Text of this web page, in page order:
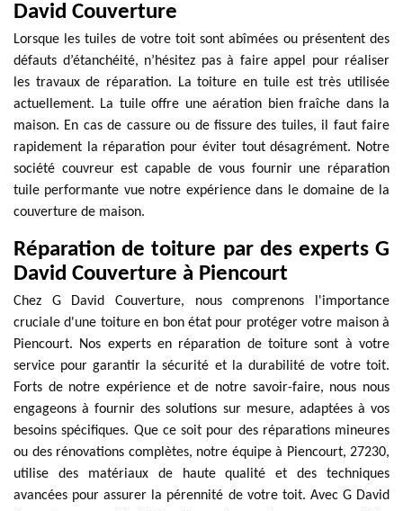
David Couverture
Lorsque les tuiles de votre toit sont abîmées ou présentent des
défauts d’étanchéité, n’hésitez pas à faire appel pour réaliser
les travaux de réparation. La toiture en tuile est très utilisée
actuellement. La tuile offre une aération bien fraîche dans la
maison. En cas de cassure ou de fissure des tuiles, il faut faire
rapidement la réparation pour éviter tout désagrément. Notre
société couvreur est capable de vous fournir une réparation
tuile performante vue notre expérience dans le domaine de la
couverture de maison.
Réparation de toiture par des experts G
David Couverture à Piencourt
Chez G David Couverture, nous comprenons l'importance
cruciale d'une toiture en bon état pour protéger votre maison à
Piencourt. Nos experts en réparation de toiture sont à votre
service pour garantir la sécurité et la durabilité de votre toit.
Forts de notre expérience et de notre savoir-faire, nous nous
engageons à fournir des solutions sur mesure, adaptées à vos
besoins spécifiques. Que ce soit pour des réparations mineures
ou des rénovations complètes, notre équipe à Piencourt, 27230,
utilise des matériaux de haute qualité et des techniques
avancées pour assurer la pérennité de votre toit. Avec G David